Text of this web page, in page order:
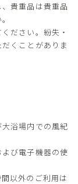
貴重品は貴重品
ださい。紛失・
くことがありま
浴場内での風紀
び電子機器の使
以外のご利用は